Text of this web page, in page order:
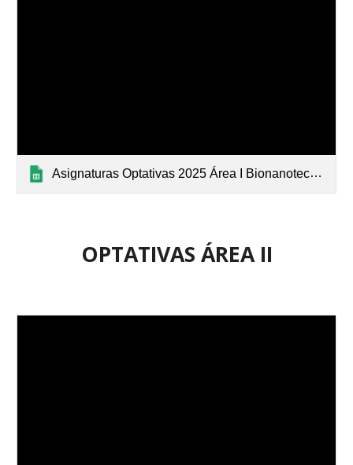
Asignaturas Optativas 2025 Área I Bionanotecnología
OPTATIVAS ÁREAII